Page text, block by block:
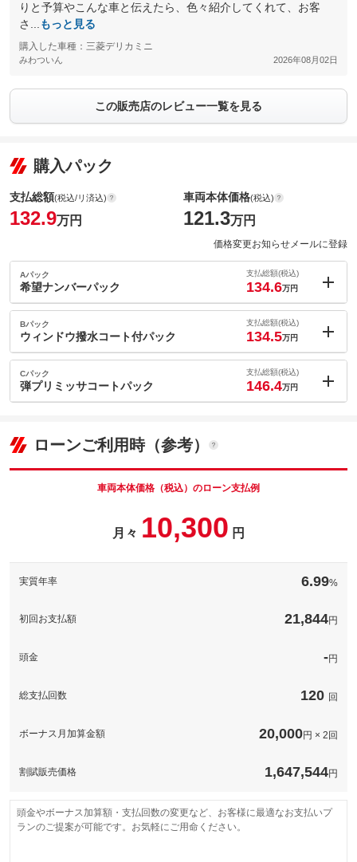
りと予算やこんな車と伝えたら、色々紹介してくれて、お客
さ...
もっと見る
購入した車種：三菱デリカミニ
みわついん 2026年08月02日
この販売店のレビュー一覧を見る
購入パック
支払総額(税込/リ済込)
132.9万円
車両本体価格(税込)
121.3万円
価格変更お知らせメールに登録
Aパック
希望ナンバーパック
支払総額(税込)
134.6万円
内：オプシ
ョン価格
(税込)
車両本体価
121.3万円
このパックの見積もり依頼（無料）
Bパック
ウィンドウ撥水コート付パック
支払総額(税込)
134.5万円
内：オプシ
ョン価格
(税込)
車両本体価
パック内容
Cパック
弾プリミッサコートパック
支払総額(税込)
146.4万円
車両本体価
121.3
このパックの見積もり依頼（無料）
ローンご利用時（参考）
車両本体価格（税込）のローン支払例
月々 10,300 円
実質年率 6.99%
初回お支払額 21,844円
頭金 -円
総支払回数 120 回
ボーナス月加算金額 20,000円 × 2回
割賦販売価格 1,647,544円
頭金やボーナス加算額・支払回数の変更など、お客様に最適なお支払いプ
ランのご提案が可能です。お気軽にご用命ください。